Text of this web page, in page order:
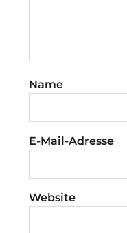
Name
E-Mail-Adresse
Website